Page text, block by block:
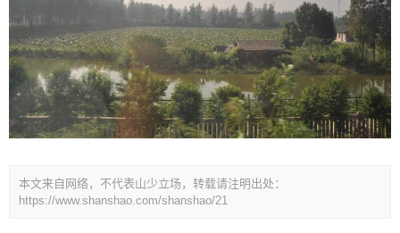
本文来自网络，不代表山少立场，转载请注明出处：
https://www.shanshao.com/shanshao/21